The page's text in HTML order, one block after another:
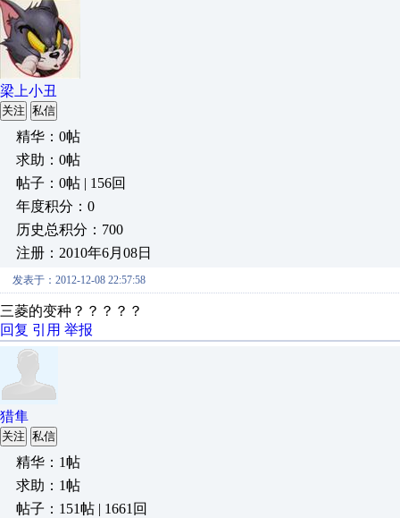
梁上小丑
关注 私信
精华：0帖
求助：0帖
帖子：0帖 | 156回
年度积分：0
历史总积分：700
注册：2010年6月08日
发表于：2012-12-08 22:57:58
三菱的变种？？？？？
回复 引用 举报
猎隼
关注 私信
精华：1帖
求助：1帖
帖子：151帖 | 1661回